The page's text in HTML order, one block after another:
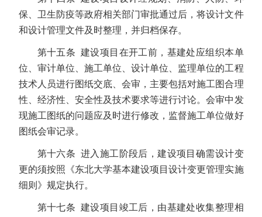
保、卫生防疫等政府相关部门审批通过后，将设计文件
和设计管理文件及时整理，并归档保存。
第十五条 建设项目在开工前，基建处应组织本单
位、审计单位、施工单位、设计单位、监理单位的工程
技术人员进行图纸交底、会审，主要包括对施工图合理
性、经济性、安全性及技术要求等进行讨论。会审中发
现施工图纸的问题应及时进行修改，监督施工单位做好
图纸会审记录。
第十六条 进入施工阶段后，建设项目确需设计变
更的须按照《东北大学基本建设项目设计变更管理实施
细则》规定执行。
第十七条 建设项目竣工后，由基建处收集整理相